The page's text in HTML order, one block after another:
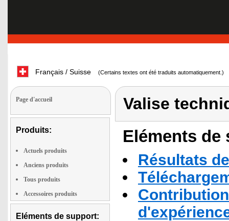
Français / Suisse (Certains textes ont été traduits automatiquement.)
Page d'accueil
Produits:
Actuels produits
Anciens produits
Tous produits
Accessoires produits
Eléments de support:
Valise
Eléments
Résultats